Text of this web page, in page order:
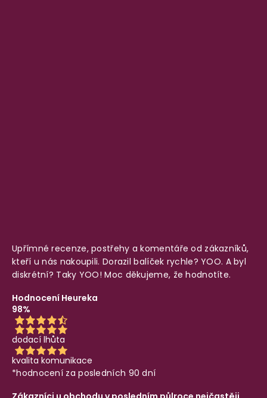
Upřímné recenze, postřehy a komentáře od zákazníků,
kteří u nás nakoupili. Dorazil balíček rychle? YOO. A byl
diskrétní? Taky YOO! Moc děkujeme, že hodnotíte.
Hodnocení Heureka
98%
dodací lhůta
kvalita komunikace
*hodnocení za posledních 90 dní